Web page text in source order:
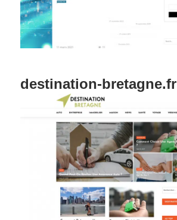
destination-bretagne.fr